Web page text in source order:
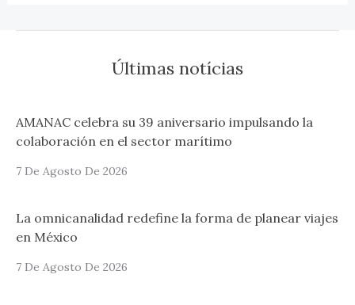
Últimas notícias
AMANAC celebra su 39 aniversario impulsando la
colaboración en el sector marítimo
7 De Agosto De 2026
La omnicanalidad redefine la forma de planear viajes
en México
7 De Agosto De 2026